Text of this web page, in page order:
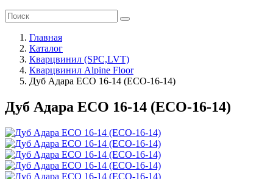
Главная
Каталог
Кварцвинил (SPC,LVT)
Кварцвинил Alpine Floor
Дуб Адара ECO 16-14 (ECO-16-14)
Дуб Адара ECO 16-14 (ECO-16-14)